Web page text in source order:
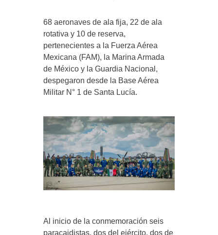
68 aeronaves de ala fija, 22 de ala
rotativa y 10 de reserva,
pertenecientes a la Fuerza Aérea
Mexicana (FAM), la Marina Armada
de México y la Guardia Nacional,
despegaron desde la Base Aérea
Militar N° 1 de Santa Lucía.
Al inicio de la conmemoración seis
paracaidistas, dos del ejército, dos de